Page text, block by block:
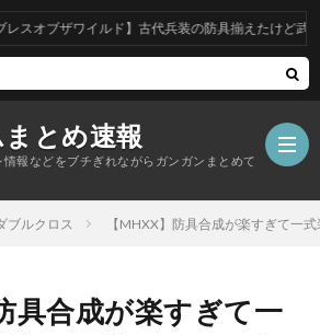
とめ速報
報などをブチぎれながらガンガンまとめて
オブザワイルド】古代兵装の防具揃えたけど武器は
ブルクロス 【MHXX】防具合成が楽すぎて一
具合成が楽すぎて一